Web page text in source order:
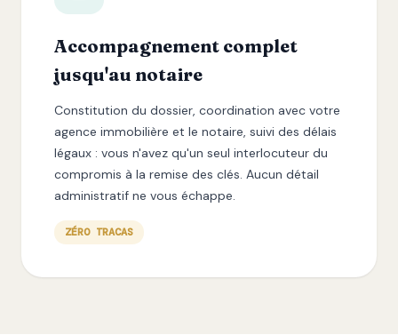
Accompagnement complet
jusqu'au notaire
Constitution du dossier, coordination avec votre
agence immobilière et le notaire, suivi des délais
légaux : vous n'avez qu'un seul interlocuteur du
compromis à la remise des clés. Aucun détail
administratif ne vous échappe.
ZÉRO TRACAS